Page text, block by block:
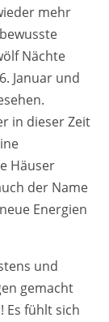
mehr
Nächte
Januar und
in dieser Zeit
Häuser
der Name
Energien
und
gemacht
Es fühlt sich